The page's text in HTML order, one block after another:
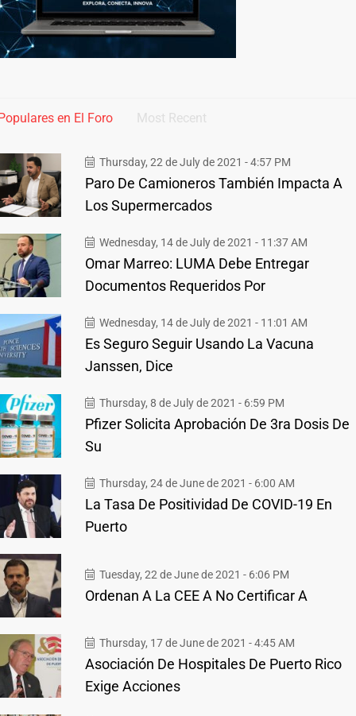
en El Foro Most Recent
Thursday, 22 de July de 2021 - 4:57 PM
Paro De Camioneros También Impacta A
Los Supermercados
Wednesday, 14 de July de 2021 - 11:37 AM
Omar Marreo: LUMA Debe Entregar
Documentos Requeridos Por
Wednesday, 14 de July de 2021 - 11:01 AM
Es Seguro Seguir Usando La Vacuna
Janssen, Dice
Thursday, 8 de July de 2021 - 6:59 PM
Pfizer Solicita Aprobación De 3ra Dosis De
Su
Thursday, 24 de June de 2021 - 6:00 AM
La Tasa De Positividad De COVID-19 En
Puerto
Tuesday, 22 de June de 2021 - 6:06 PM
Ordenan A La CEE A No Certificar A
Thursday, 17 de June de 2021 - 4:45 AM
Asociación De Hospitales De Puerto Rico
Exige Acciones